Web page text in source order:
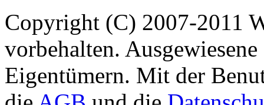
Copyright (C) 2007-2011
vorbehalten.
Eigentümern. Mit der